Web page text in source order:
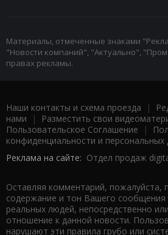
Материалы, отмеченные знаками
"Новости компаний", "Актуально",
правах рекламы.
Наши контакты и схема проезда |
нами | Разместить свои
Пользовательское Соглашение |
конфиденциальности и персональных
Реклама на сайте: Отдел продаж
Оставляя комментарий, пожалуйста,
содержание и тон Вашего сообщения
реальных людей, непосредственно
отношение к данной новости.
нарушают эти правила грубо или